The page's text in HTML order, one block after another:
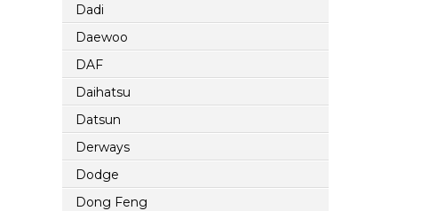
Dadi
Daewoo
DAF
Daihatsu
Datsun
Derways
Dodge
Dong Feng